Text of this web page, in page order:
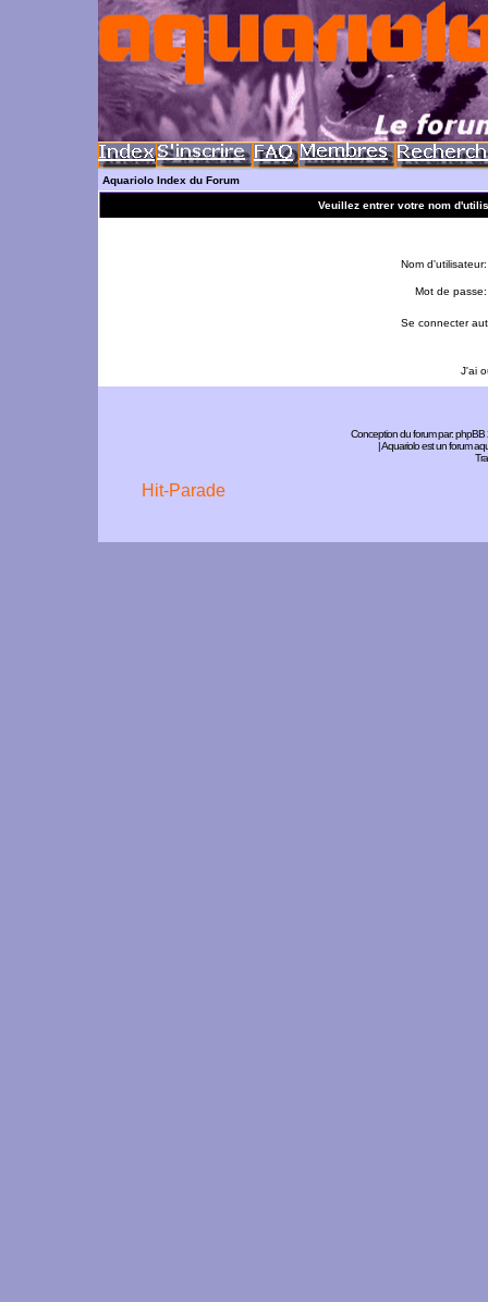
Aquariolo Index du Forum
Veuillez entrer votre nom
Nom d'utilisateur:
Mot de passe:
Se connecter
J'ai
Conception du forum par:phpBB
| Aquariolo est un forum